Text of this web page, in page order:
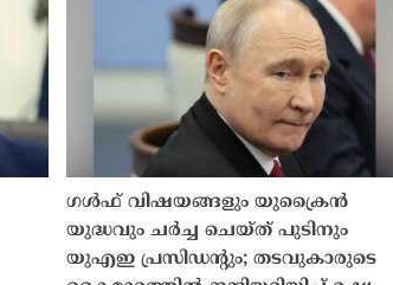
ഗൾഫ് വിഷയങ്ങളും യുക്രൈൻ
യുദ്ധവും ചർച്ച ചെയ്ത് പുടിനും
യുഎഇ പ്രസിഡന്റും; തടവുകാരുടെ